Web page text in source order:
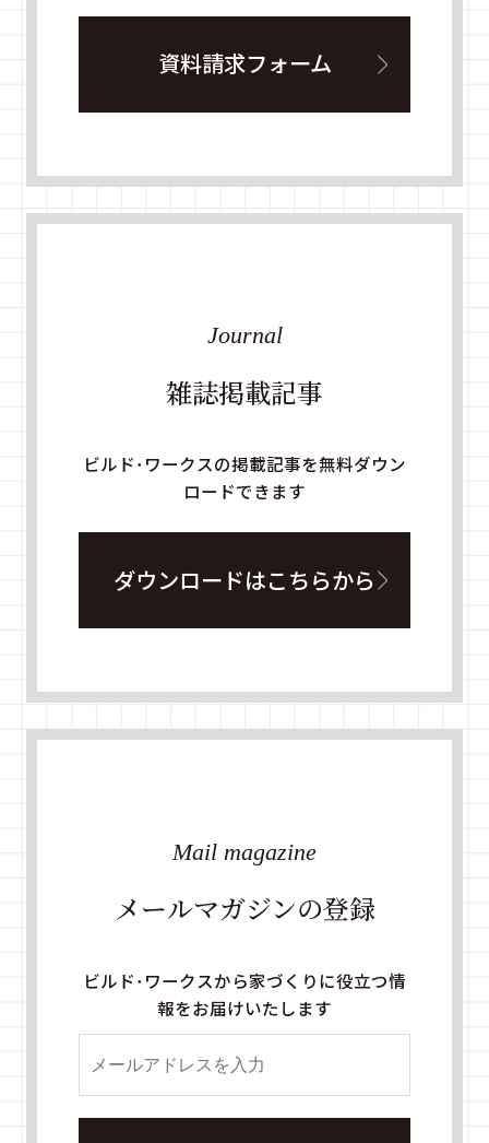
資料請求フォーム
雑誌掲載記事
Journal
ビルド・ワークスの掲載記事を無料ダウン
ロードできます
ダウンロードはこちらから
メールマガジンの登録
Mail magazine
ビルド・ワークスから家づくりに役立つ情
報をお届けいたします